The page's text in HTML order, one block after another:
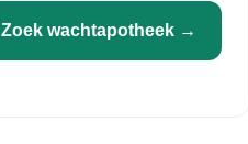
Zoek wachtapotheek →